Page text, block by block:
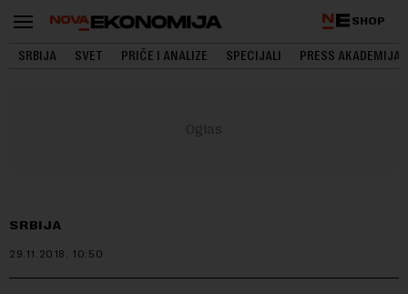
SHOP
SRBIJA SVET PRIČE I ANALIZE SPECIJALI PRESS AKADEMIJA
SRBIJA
29.11.2018. 10:50